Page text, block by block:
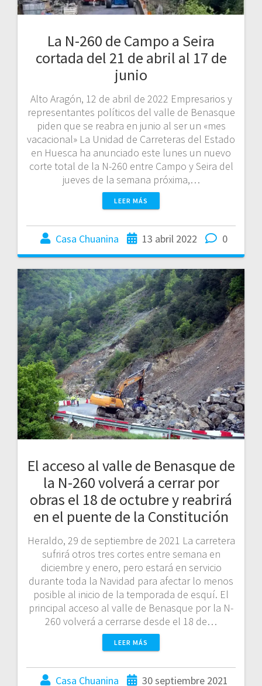
La N-260 de Campo a Seira
cortada del 21 de abril al 17 de
junio
Alto Aragón, 12 de abril de 2022 Empresarios y
representantes políticos del valle de Benasque
piden que se reabra en junio al ser un «mes
vacacional» La Unidad de Carreteras del Estado
en Huesca ha anunciado este lunes un nuevo
corte total de la N-260 entre Campo y Seira del
jueves de la semana próxima,…
LEER MÁS
Casa Chuanina 13 abril 2022 0
El acceso al valle de Benasque de
la N-260 volverá a cerrar por
obras el 18 de octubre y reabrirá
en el puente de la Constitución
Heraldo, 29 de septiembre de 2021 La carretera
sufrirá otros tres cortes entre semana en
diciembre y enero, pero estará en servicio
durante toda la Navidad para afectar lo menos
posible al inicio de la temporada de esquí. El
principal acceso al valle de Benasque por la N-
260 volverá a cerrarse desde el 18 de…
LEER MÁS
Casa Chuanina 30 septiembre 2021